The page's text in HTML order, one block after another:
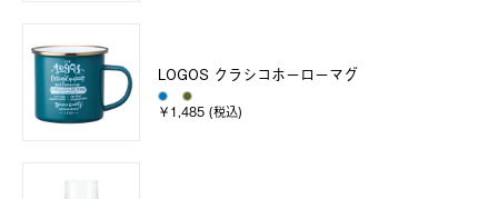
LOGOS クラシコホーローマグ
￥1,485 (税込)